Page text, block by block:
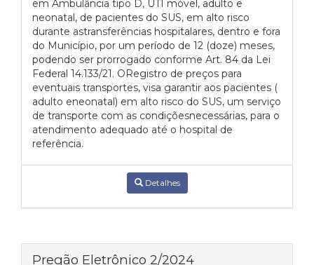
em Ambulância tipo D, UTI móvel, adulto e
neonatal, de pacientes do SUS, em alto risco
durante astransferências hospitalares, dentro e fora
do Município, por um período de 12 (doze) meses,
podendo ser prorrogado conforme Art. 84 da Lei
Federal 14.133/21. ORegistro de preços para
eventuais transportes, visa garantir aos pacientes (
adulto eneonatal) em alto risco do SUS, um serviço
de transporte com as condiçõesnecessárias, para o
atendimento adequado até o hospital de
referência.
Detalhes
Pregão Eletrônico 2/2024